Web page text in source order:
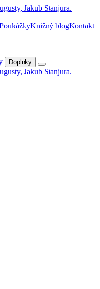
PoukážkyKnižný blogKontakt
Doplnky